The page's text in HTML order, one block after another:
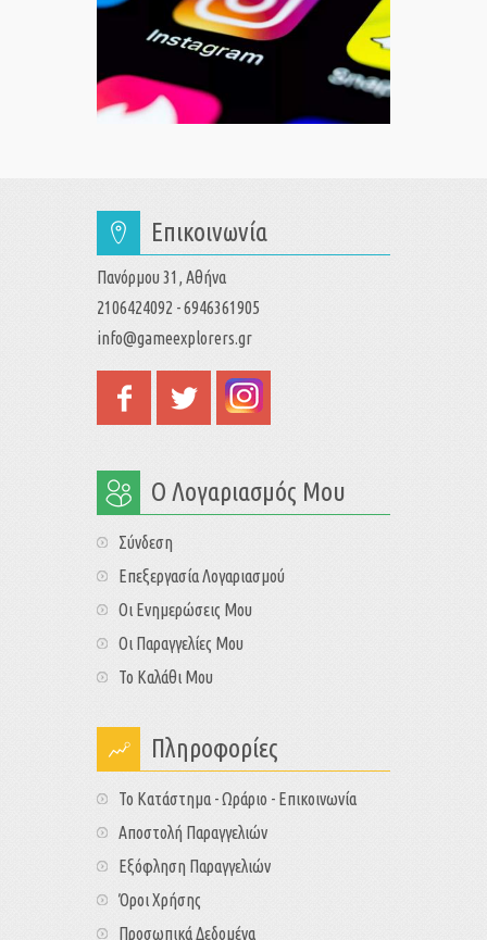
Επικοινωνία
Πανόρμου 31, Αθήνα
2106424092 - 6946361905
info@gameexplorers.gr
Ο Λογαριασμός Μου
Σύνδεση
Επεξεργασία Λογαριασμού
Οι Ενημερώσεις Μου
Οι Παραγγελίες Μου
Το Καλάθι Μου
Πληροφορίες
Το Κατάστημα - Ωράριο - Επικοινωνία
Αποστολή Παραγγελιών
Εξόφληση Παραγγελιών
Όροι Χρήσης
Προσωπικά Δεδομένα